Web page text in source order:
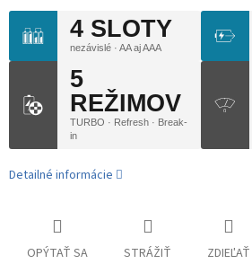
4 SLOTY
nezávislé · AA aj AAA
5
REŽIMOV
TURBO · Refresh · Break-
in
Detailné informácie
OPÝTAŤ SA STRÁŽIŤ ZDIEĽAŤ